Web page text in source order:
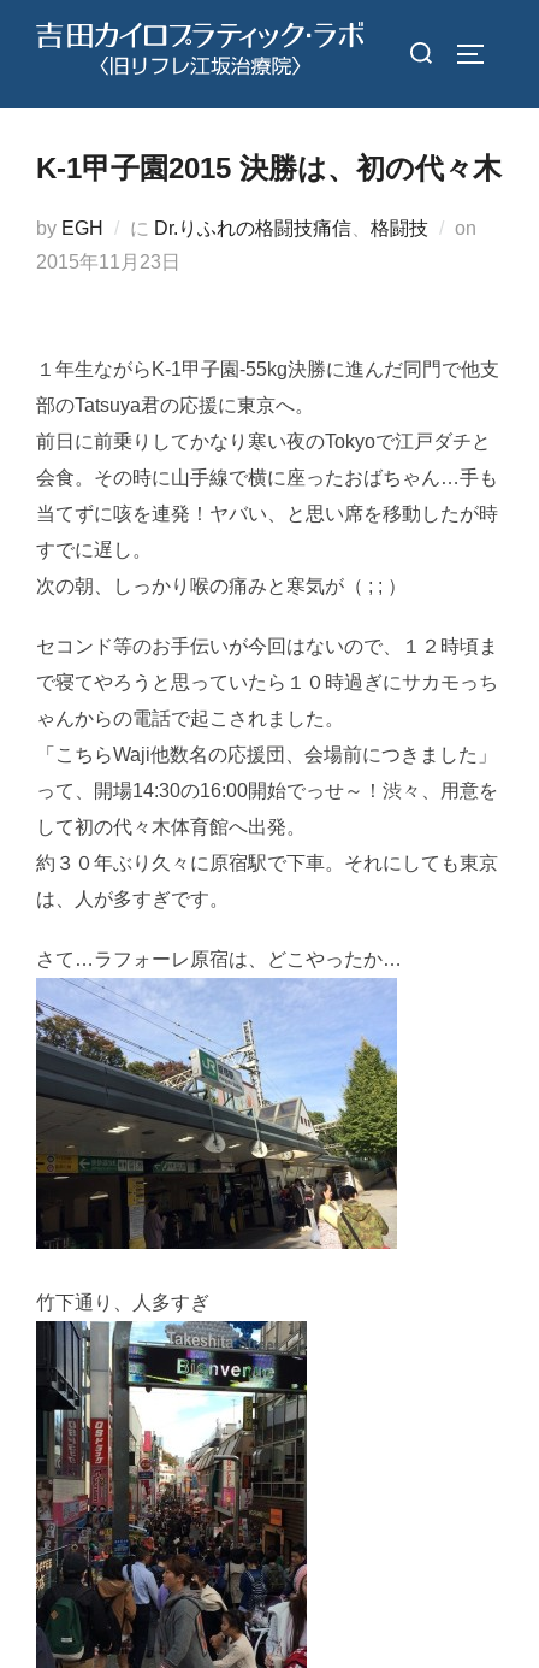
検
対
K-1甲子園2015 決勝は、初の代々木
by EGH に Dr.りふれの格闘技痛信、 格闘技 on
2015年11月23日
１年生ながらK-1甲子園-55kg決勝に進んだ同門で他支
部のTatsuya君の応援に東京へ。
前日に前乗りしてかなり寒い夜のTokyoで江戸ダチと
会食。その時に山手線で横に座ったおばちゃん…手も
当てずに咳を連発！ヤバい、と思い席を移動したが時
すでに遅し。
次の朝、しっかり喉の痛みと寒気が（ ; ; ）
セコンド等のお手伝いが今回はないので、１２時頃ま
で寝てやろうと思っていたら１０時過ぎにサカモっち
ゃんからの電話で起こされました。
「こちらWaji他数名の応援団、会場前につきました」
って、開場14:30の16:00開始でっせ～！渋々、用意を
して初の代々木体育館へ出発。
約３０年ぶり久々に原宿駅で下車。それにしても東京
は、人が多すぎです。
さて…ラフォーレ原宿は、どこやったか…
竹下通り、人多すぎ